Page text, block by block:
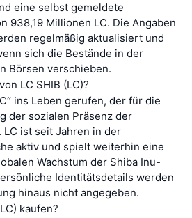
eine selbst gemeldete
938,19 Millionen LC. Die Angaben
regelmäßig aktualisiert und
sich die Bestände in der
Börsen verschieben.
LC SHIB (LC)?
ins Leben gerufen, der für die
der sozialen Präsenz der
LC ist seit Jahren in der
aktiv und spielt weiterhin eine
Wachstum der Shiba Inu-
Identitätsdetails werden
hinaus nicht angegeben.
kaufen?